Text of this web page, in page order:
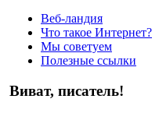
Веб-ландия
Что такое Интернет?
Мы советуем
Полезные ссылки
Виват, писатель!